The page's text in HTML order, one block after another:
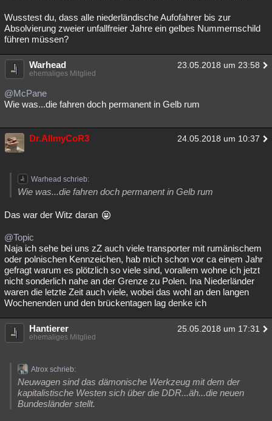
Wusstest du, dass alle niederländische Aufofahrer bis zur
Absolvierung zweier unfallfreier Jahre ein gelbes Nummernschild
führen müssen?
Warhead 23.05.2018 um 23:58
ehemaliges Mitglied
@McPane
Wie was...die fahren doch permanent in Gelb rum
Dr.AllmyCoR3 24.05.2018 um 10:37
Warhead schrieb:
Wie was...die fahren doch permanent in Gelb rum
Das war der Witz daran
@Topic
Naja ich sehe bei uns zZ auch viele transporter mit rumänischem
oder polnischen Kennzeichen, hab mich schon vor ca einem Jahr
gefragt warum es plötzlich so viele sind, vorallem wohne ich jetzt
nicht sonderlich nahe an der Grenze zu Polen. Ina Niederländer
waren die letzte Zeit auch viele, wobei das wohl an den langen
Wochenenden und den brückentagen lag denke ich
Hantierer 25.05.2018 um 17:31
ehemaliges Mitglied
Atrox schrieb:
Neuwagen sind das dämonische Werkzeug mit dem der
kapitalistische Westen sich über die DDR...äh...die neuen
Bundesländer stellt.